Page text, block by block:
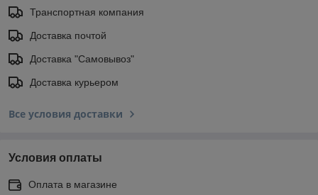
Транспортная компания
Доставка почтой
Доставка "Самовывоз"
Доставка курьером
Все условия доставки
Условия оплаты
Оплата в магазине